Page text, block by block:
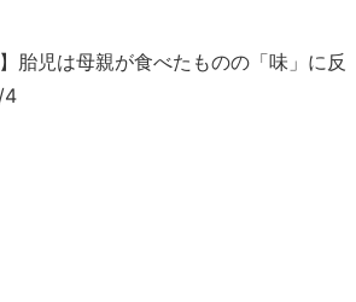
胎児は母親が食べたものの「味」に反
4